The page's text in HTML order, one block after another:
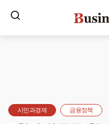
시민과경제 금융정책